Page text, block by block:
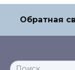
Обратная
Search